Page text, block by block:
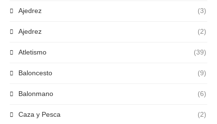
Ajedrez (3)
Ajedrez (2)
Atletismo (39)
Baloncesto (9)
Balonmano (6)
Caza y Pesca (2)